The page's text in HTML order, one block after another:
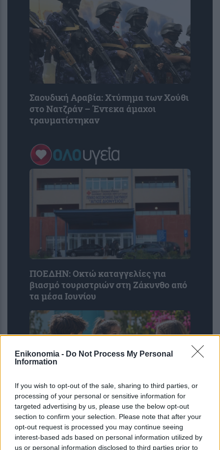
Enikonomia - Do Not Process My Personal
Information
If you wish to opt-out of the sale, sharing to third parties, or
processing of your personal or sensitive information for
targeted advertising by us, please use the below opt-out
section to confirm your selection. Please note that after your
opt-out request is processed you may continue seeing
interest-based ads based on personal information utilized by
us or personal information disclosed to third parties prior to
Σαουδική Αραβία: Χτύπημα των Χούθι
στο Νατζράν – Έντεκα άμαχοι
τραυματίστηκαν
ΠΟΕΔΗΝ: Οκτώ καταγγελίες για
βιασμό τουριστριών στη Ζάκυνθο από
τα μέσα Ιουνίου
Η ομιλία των παιδιών μπορεί να
αποκαλύπτει τον μελλοντικό κίνδυνο
κατάθλιψης και άγχους – Τι έδειξε